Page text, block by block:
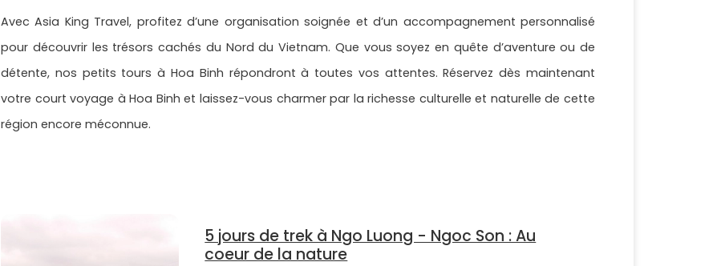
Avec Asia King Travel, profitez d’une organisation soignée et d’un accompagnement personnalisé
pour découvrir les trésors cachés du Nord du Vietnam. Que vous soyez en quête d’aventure ou de
détente, nos petits tours à Hoa Binh répondront à toutes vos attentes. Réservez dès maintenant
votre court voyage à Hoa Binh et laissez-vous charmer par la richesse culturelle et naturelle de cette
région encore méconnue.
5 jours de trek à Ngo Luong - Ngoc Son : Au
coeur de la nature